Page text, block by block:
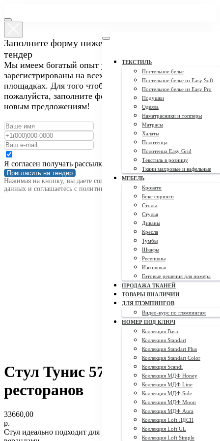
ТЕКСТИЛЬ
Постельное белье
Постельное белье из Easy Soft
Постельное белье из Easy Pro
Подушки
Одеяла
Наматрасники и топперы
Матрасы
Халаты
Полотенца
Полотенца Easy Grid
Текстиль в розницу
Ткани махровые и вафельные
МЕБЕЛЬ
Кровати
Бокс спринги
Столы
Стулья
Диваны
Кресла
Тумбы
Шкафы
Ресепшны
Изголовья
Готовые решения для номера
ПРОДАЖА ТКАНЕЙ
ТОВАРЫ ВНАЛИЧИИ
ДЛЯ ГЛЭМПИНГОВ
Видео-курс по глэмпингам
НОМЕР ПОД КЛЮЧ
Коллекция Basic
Коллекция Standart
Коллекция Standart Plus
Коллекция Standart Color
Коллекция Scandi
Коллекция МДФ Honey
Коллекция МДФ Line
Коллекция МДФ Side
Коллекция МДФ Moon
Коллекция МДФ Aura
Коллекция Loft ЛДСП
Коллекция Loft GL
Коллекция Loft Simple
Заполните форму ниже, чтобы пригласить нас на
тендер
Мы имеем богатый опыт участия в закупках и
зарегистрированы на всех крупных тендерных
площадках. Для того чтобы пригласить нас на тендер,
пожалуйста, заполните форму ниже. Мы открыты к
новым предложениям!
Я согласен получать рассылку
Пригласить на тендер
Нажимая на кнопку, вы даете согласие на обработку персональных
данных и соглашаетесь c политикой конфиденциальности
Стул Тунис 57*60*80 для
ресторанов
33660,00
р.
Стул идеально подходит для ресторанов и кафе с открытыми